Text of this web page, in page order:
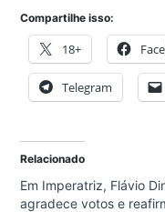
Compartilhe isso:
18+
Telegram
Relacionado
Em Imperatriz, Flávio
agradece votos e